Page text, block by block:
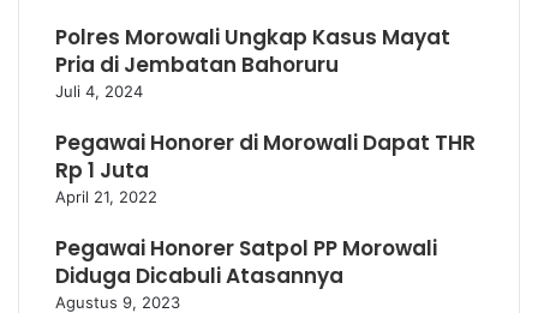
Polres Morowali Ungkap Kasus Mayat
Pria di Jembatan Bahoruru
Juli 4, 2024
Pegawai Honorer di Morowali Dapat THR
Rp 1 Juta
April 21, 2022
Pegawai Honorer Satpol PP Morowali
Diduga Dicabuli Atasannya
Agustus 9, 2023